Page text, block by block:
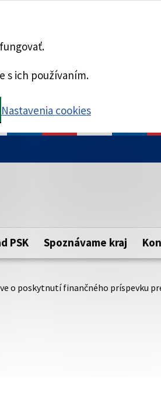
s ich používaním.
Nastavenia cookies
Táto stránka je
zabezpečenú
https:// pred názvom
PSK Spoznávame kraj
o poskytnutí finančného príspevku